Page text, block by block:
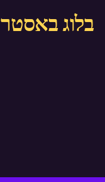
בלוג באסטר